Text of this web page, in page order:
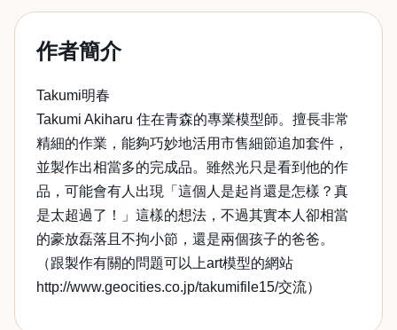
作者簡介
Takumi明春
Takumi Akiharu 住在青森的專業模型師。擅長非常
精細的作業，能夠巧妙地活用市售細節追加套件，
並製作出相當多的完成品。雖然光只是看到他的作
品，可能會有人出現「這個人是起肖還是怎樣？真
是太超過了！」這樣的想法，不過其實本人卻相當
的豪放磊落且不拘小節，還是兩個孩子的爸爸。
（跟製作有關的問題可以上art模型的網站
http://www.geocities.co.jp/takumifile15/交流）